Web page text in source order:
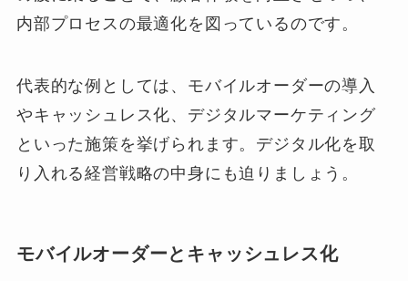
内部プロセスの最適化を図っているのです。
代表的な例としては、モバイルオーダーの導入
やキャッシュレス化、デジタルマーケティング
といった施策を挙げられます。デジタル化を取
り入れる経営戦略の中身にも迫りましょう。
モバイルオーダーとキャッシュレス化